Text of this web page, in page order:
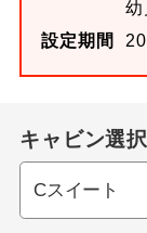
幼
設定期間
キャビン選択